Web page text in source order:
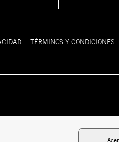
TÉRMINOS Y CONDICIONES
por: